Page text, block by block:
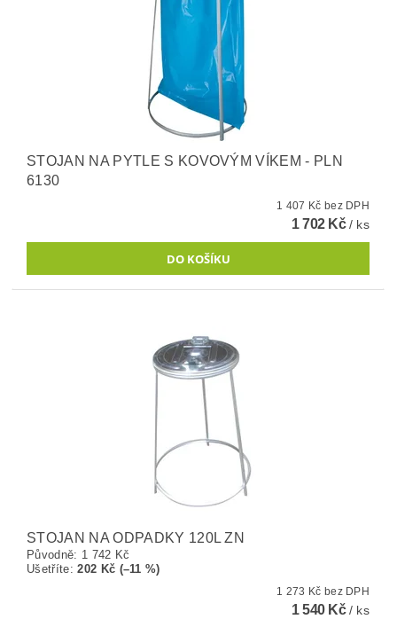
STOJAN NA PYTLE S KOVOVÝM VÍKEM - PLN
6130
1 407 Kč bez DPH
1 702 Kč/ ks
STOJAN NA ODPADKY 120L ZN
Původně: 1 742 Kč
Ušetříte:202 Kč (–11 %)
1 273 Kč bez DPH
1 540 Kč/ ks